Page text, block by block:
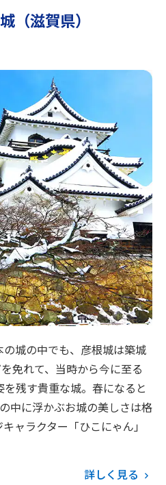
（滋賀県）
城の中でも、彦根城は築城
免れて、当時から今に至る
残す貴重な城。春になると
中に浮かぶお城の美しさは格
ャラクター「ひこにゃん」
詳しく見る